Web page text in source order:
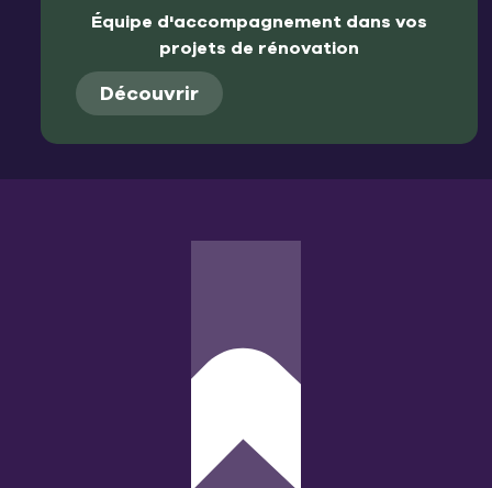
Équipe d'accompagnement dans vos
projets de rénovation
Découvrir